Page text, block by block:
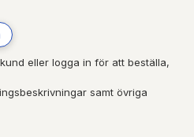
eller logga in för att beställa,
samt övriga